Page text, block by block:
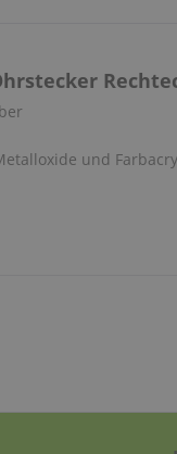
und